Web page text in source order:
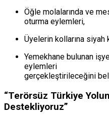
Öğle molalarında ve
oturma eylemleri,
Üyelerin kollarına siyah
Yemekhane bulunan
eylemleri
gerçekleştirileceğini
“Terörsüz Türkiye
Destekliyoruz”